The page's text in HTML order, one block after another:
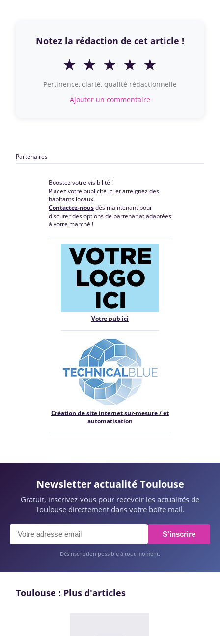
Notez la rédaction de cet article !
★ ★ ★ ★ ★
Pertinence, clarté, qualité rédactionnelle
Ajouter un commentaire
Partenaires
Boostez votre visibilité !
Placez votre publicité ici et atteignez des
habitants locaux.
Contactez-nousdès maintenant pour
discuter des options de partenariat adaptées
à votre marché !
Votre pub ici
Création de site internet sur-mesure / et
automatisation
Newsletter actualité Toulouse
Gratuit, inscrivez-vous pour recevoir les actualités de
Toulouse directement dans votre boîte mail.
S'inscrire
Désinscription possible à tout moment.
Toulouse : Plus d'articles